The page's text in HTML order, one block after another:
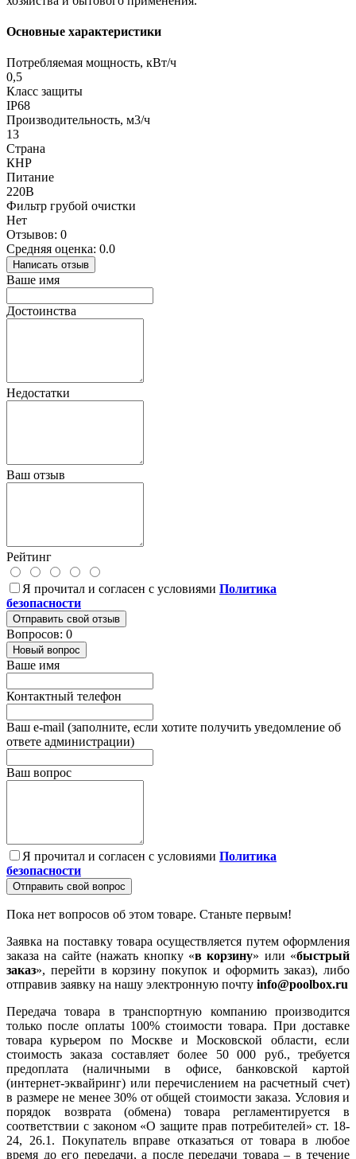
Основные характеристики
Потребляемая мощность, кВт/ч
0,5
Класс защиты
IP68
Производительность, м3/ч
13
Страна
КНР
Питание
220В
Фильтр грубой очистки
Нет
Отзывов: 0
Средняя оценка: 0.0
Написать отзыв
Ваше имя
Достоинства
Недостатки
Ваш отзыв
Рейтинг
Я прочитал и согласен с условиями Политика
безопасности
Отправить свой отзыв
Вопросов: 0
Новый вопрос
Ваше имя
Контактный телефон
Ваш e-mail (заполните, если хотите получить уведомление об
ответе администрации)
Ваш вопрос
Я прочитал и согласен с условиями Политика
безопасности
Отправить свой вопрос
Пока нет вопросов об этом товаре. Станьте первым!
Заявка на поставку товара осуществляется путем оформления
заказа на сайте (нажать кнопку «в корзину» или «быстрый
заказ», перейти в корзину покупок и оформить заказ), либо
отправив заявку на нашу электронную почту info@poolbox.ru
Передача товара в транспортную компанию производится
только после оплаты 100% стоимости товара. При доставке
товара курьером по Москве и Московской области, если
стоимость заказа составляет более 50 000 руб., требуется
предоплата (наличными в офисе, банковской картой
(интернет-эквайринг) или перечислением на расчетный счет)
в размере не менее 30% от общей стоимости заказа. Условия и
порядок возврата (обмена) товара регламентируется в
соответствии с законом «О защите прав потребителей» ст. 18-
24, 26.1. Покупатель вправе отказаться от товара в любое
время до его передачи, а после передачи товара – в течение